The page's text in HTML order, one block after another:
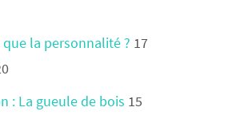
que la personnalité ? 17
: La gueule de bois 15